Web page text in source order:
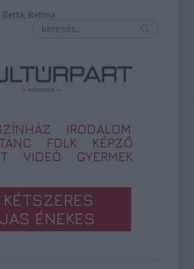
Berta, Bettina
IRODALOM
FOLK
KÉPZŐ
VIDEÓ GYERMEK
ÉNEKES